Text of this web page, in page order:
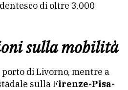
di oltre 3.000
sulla mobilità
porto di Livorno, mentre a
sulla Firenze-Pisa-